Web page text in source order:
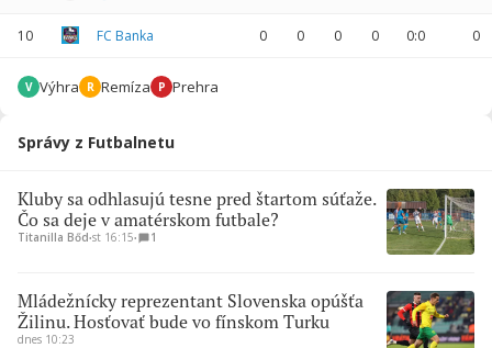
10 FC Banka 0 0 0 0 0:0 0
V Výhra R Remíza P Prehra
Správy z Futbalnetu
Kluby sa odhlasujú tesne pred štartom súťaže.
Čo sa deje v amatérskom futbale?
Titanilla Bőd∙st 16:15∙ 1
Mládežnícky reprezentant Slovenska opúšťa
Žilinu. Hosťovať bude vo fínskom Turku
dnes 10:23